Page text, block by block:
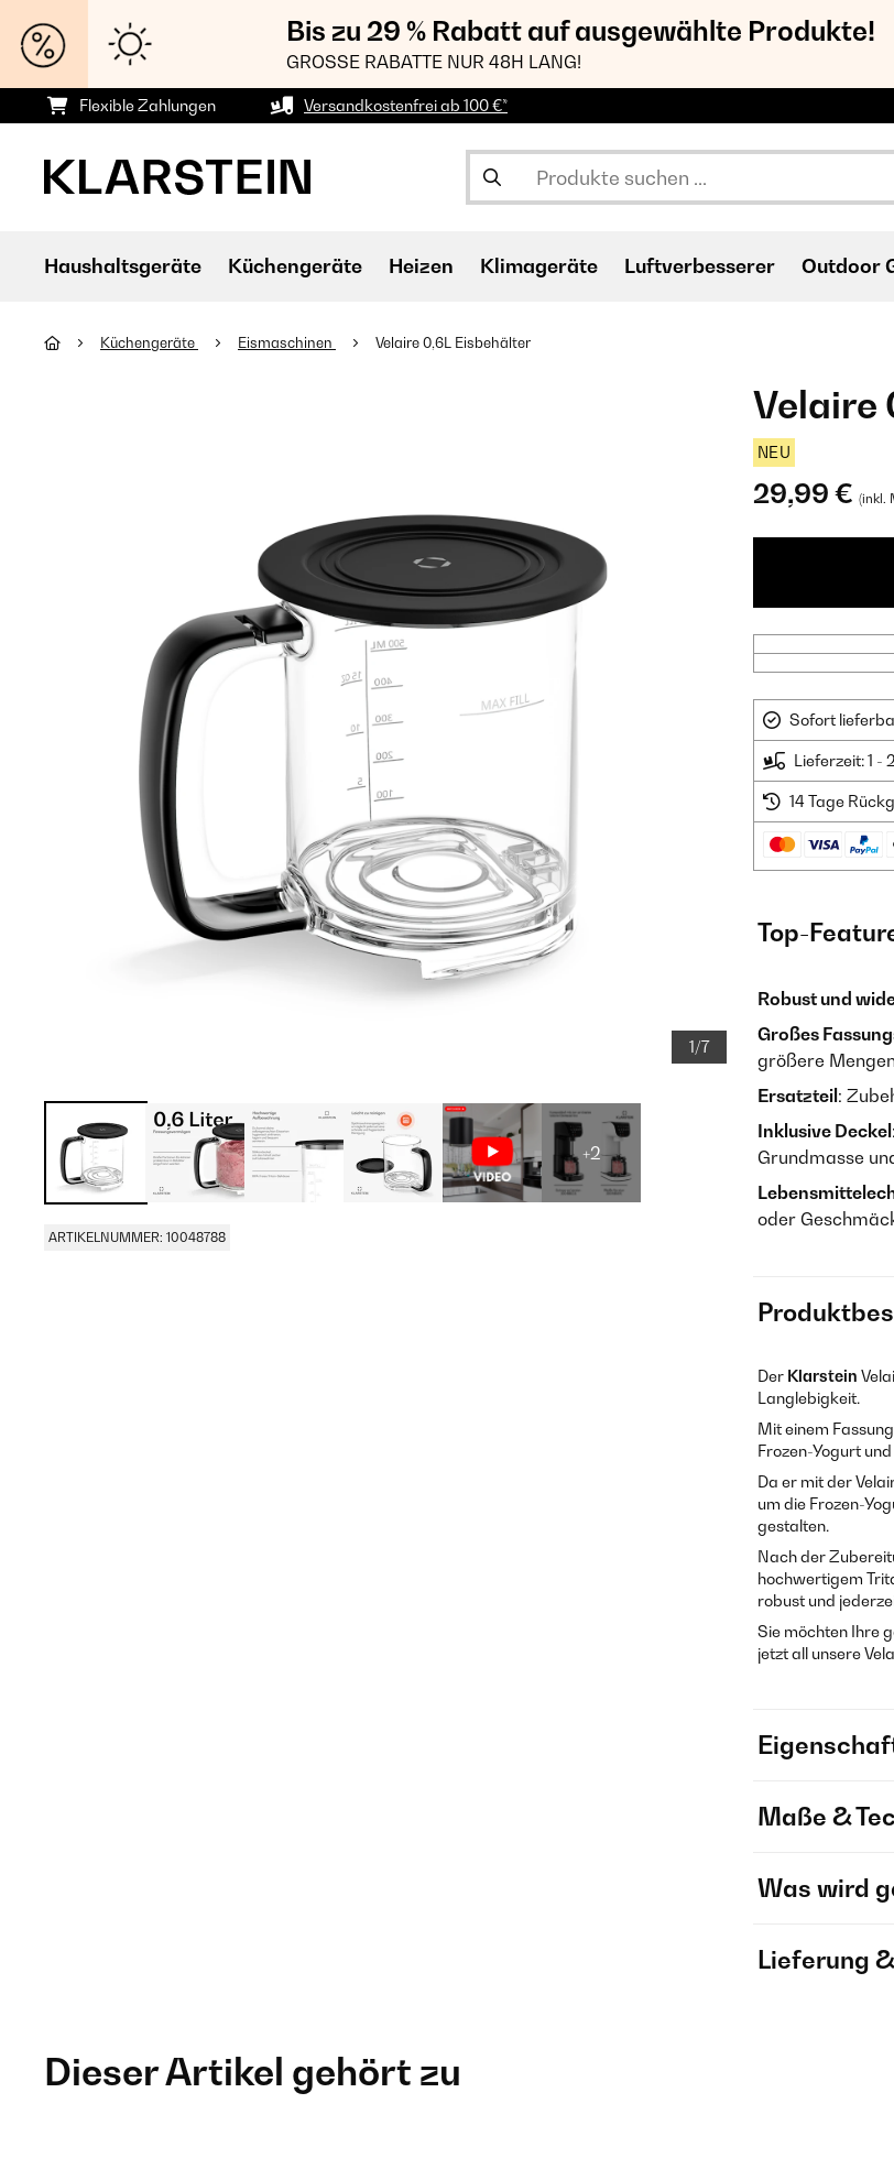
Bis zu 29 % Rabatt auf ausgewählte Produkte!
GROSSE RABATTE NUR 48H LANG!
Flexible Zahlungen Versandkostenfrei ab 100 €*
Haushaltsgeräte Küchengeräte Heizen Klimageräte Luftverbesserer Outdoor
Küchengeräte Eismaschinen Velaire 0,6L Eisbehälter
1/7
+2
ARTIKELNUMMER: 10048788
Velaire
NEU
29,99 € (inkl.
Sofort
Lieferzeit: 1 -
14 Tage
Top-
Robust und
Großes
größere
Ersatzteil :
Inklusive Deckel
Grundmasse
oder
Der Klarstein
Langlebigkeit.
Mit einem
Frozen-Yogurt
Da er mit der
um die Frozen-
gestalten.
Nach der
hochwertigem
robust und
Sie möchten Ihre
jetzt all unsere
Maße &
Was wird
Lieferung
Dieser Artikel gehört zu